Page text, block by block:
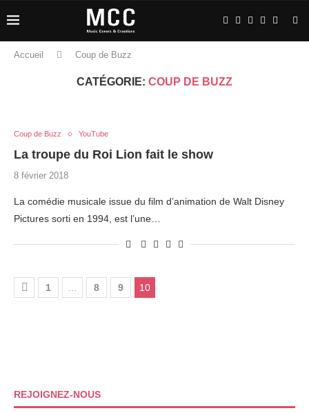
Accueil Coup de Buzz
CATÉGORIE: COUP DE BUZZ
Coup de Buzz YouTube
La troupe du Roi Lion fait le show
8 février 2018
La comédie musicale issue du film d’animation de Walt Disney
Pictures sorti en 1994, est l’une…
1 8 9 10
REJOIGNEZ-NOUS